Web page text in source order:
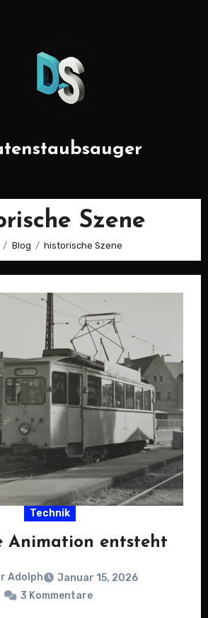
Szene
Blog historische Szene
Technik
Animation entsteht
Adolph
Januar 15, 2026
3 Kommentare